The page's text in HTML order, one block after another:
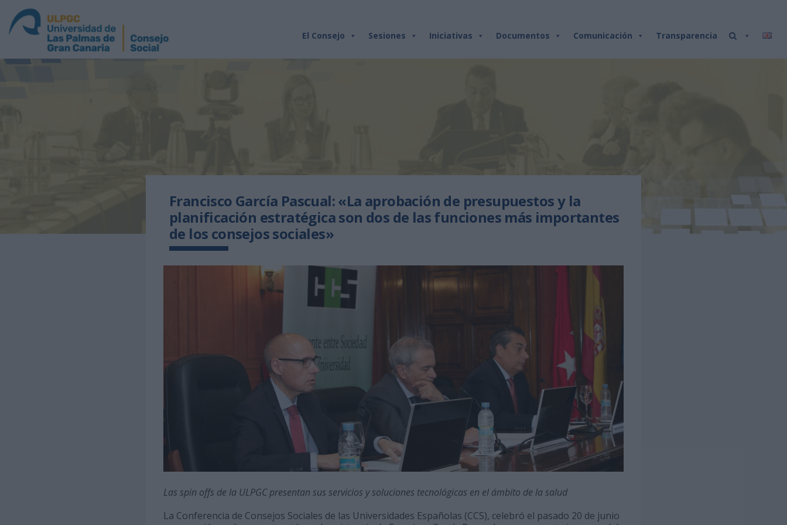
El Consejo Sesiones Iniciativas Documentos Comunicación Transparencia
Francisco García Pascual: «La aprobación de presupuestos y la
planificación estratégica son dos de las funciones más importantes
de los consejos sociales»
Las spin offs de la ULPGC presentan sus servicios y soluciones tecnológicas en el ámbito de la salud
La Conferencia de Consejos Sociales de las Universidades Españolas (CCS), celebró el pasado 20 de junio